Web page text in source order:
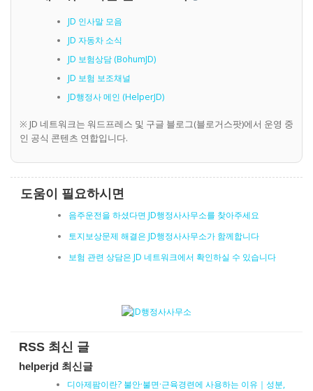
JD 인사말 모음
JD 자동차 소식
JD 보험상담 (BohumJD)
JD 보험 보조채널
JD행정사 메인 (HelperJD)
※ JD 네트워크는 워드프레스 및 구글 블로그(블로거스팟)에서 운영 중
인 공식 콘텐츠 연합입니다.
도움이 필요하시면
음주운전을 하셨다면 JD행정사사무소를 찾아주세요
토지보상문제 해결은 JD행정사사무소가 함께합니다
보험 관련 상담은 JD 네트워크에서 확인하실 수 있습니다
RSS 최신 글
helperjd 최신글
디아제팜이란? 불안·불면·근육경련에 사용하는 이유｜성분,